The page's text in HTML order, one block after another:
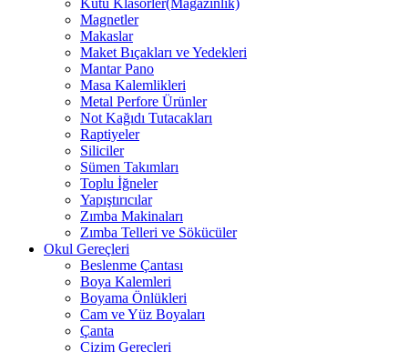
Kutu Klasörler(Magazinlik)
Magnetler
Makaslar
Maket Bıçakları ve Yedekleri
Mantar Pano
Masa Kalemlikleri
Metal Perfore Ürünler
Not Kağıdı Tutacakları
Raptiyeler
Siliciler
Sümen Takımları
Toplu İğneler
Yapıştırıcılar
Zımba Makinaları
Zımba Telleri ve Sökücüler
Okul Gereçleri
Beslenme Çantası
Boya Kalemleri
Boyama Önlükleri
Cam ve Yüz Boyaları
Çanta
Çizim Gereçleri